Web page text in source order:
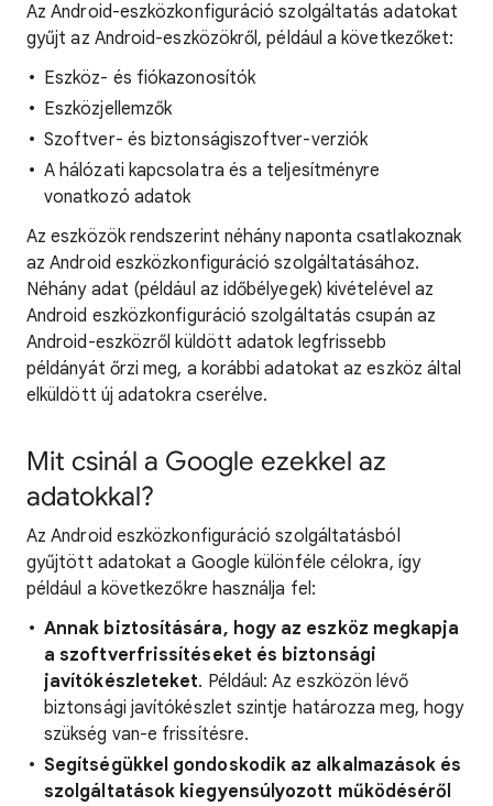
Az Android-eszközkonfiguráció szolgáltatás adatokat
gyűjt az Android-eszközökről, például a következőket:
Eszköz- és fiókazonosítók
Eszközjellemzők
Szoftver- és biztonságiszoftver-verziók
A hálózati kapcsolatra és a teljesítményre
vonatkozó adatok
Az eszközök rendszerint néhány naponta csatlakoznak
az Android eszközkonfiguráció szolgáltatásához.
Néhány adat (például az időbélyegek) kivételével az
Android eszközkonfiguráció szolgáltatás csupán az
Android-eszközről küldött adatok legfrissebb
példányát őrzi meg, a korábbi adatokat az eszköz által
elküldött új adatokra cserélve.
Mit csinál a Google ezekkel az
adatokkal?
Az Android eszközkonfiguráció szolgáltatásból
gyűjtött adatokat a Google különféle célokra, így
például a következőkre használja fel:
Annak biztosítására, hogy az eszköz megkapja
a szoftverfrissítéseket és biztonsági
javítókészleteket. Például: Az eszközön lévő
biztonsági javítókészlet szintje határozza meg, hogy
szükség van-e frissítésre.
Segítségükkel gondoskodik az alkalmazások és
szolgáltatások kiegyensúlyozott működéséről